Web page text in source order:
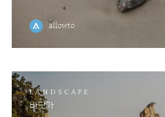
allowto
LANDSCAPE
바닷가